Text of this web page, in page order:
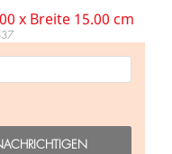
x Breite 15.00 cm